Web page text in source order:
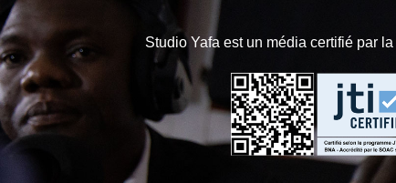
Studio Yafa est un média certifié par la